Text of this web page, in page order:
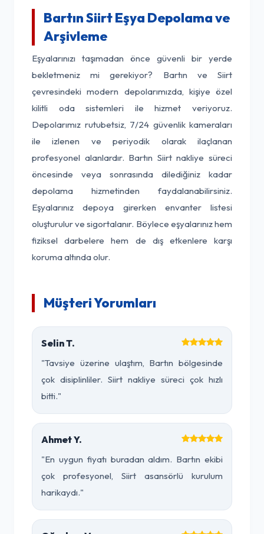
Bartın Siirt Eşya Depolama ve
Arşivleme
Eşyalarınızı taşımadan önce güvenli bir yerde
bekletmeniz mi gerekiyor? Bartın ve Siirt
çevresindeki modern depolarımızda, kişiye özel
kilitli oda sistemleri ile hizmet veriyoruz.
Depolarımız rutubetsiz, 7/24 güvenlik kameraları
ile izlenen ve periyodik olarak ilaçlanan
profesyonel alanlardır. Bartın Siirt nakliye süreci
öncesinde veya sonrasında dilediğiniz kadar
depolama hizmetinden faydalanabilirsiniz.
Eşyalarınız depoya girerken envanter listesi
oluşturulur ve sigortalanır. Böylece eşyalarınız hem
fiziksel darbelere hem de dış etkenlere karşı
koruma altında olur.
Müşteri Yorumları
Selin T.
"Tavsiye üzerine ulaştım, Bartın bölgesinde
çok disiplinliler. Siirt nakliye süreci çok hızlı
bitti."
Ahmet Y.
"En uygun fiyatı buradan aldım. Bartın ekibi
çok profesyonel, Siirt asansörlü kurulum
harikaydı."